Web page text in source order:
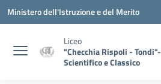
Vai ai contenuti
Vai al menu di navigazione
Vai al footer
Ministero dell'Istruzione e del Merito
Liceo
"Checchia Rispoli - Tondi"-
Scientifico e Classico